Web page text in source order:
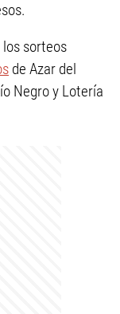
sorteos
de Azar del
Negro y Lotería